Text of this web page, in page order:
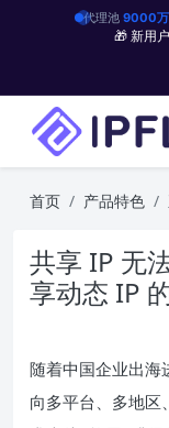
代理池 9000
🎁 新用
首页 产品特色
共享 IP 无
享动态 IP
随着中国企业出海
向多平台、多地区